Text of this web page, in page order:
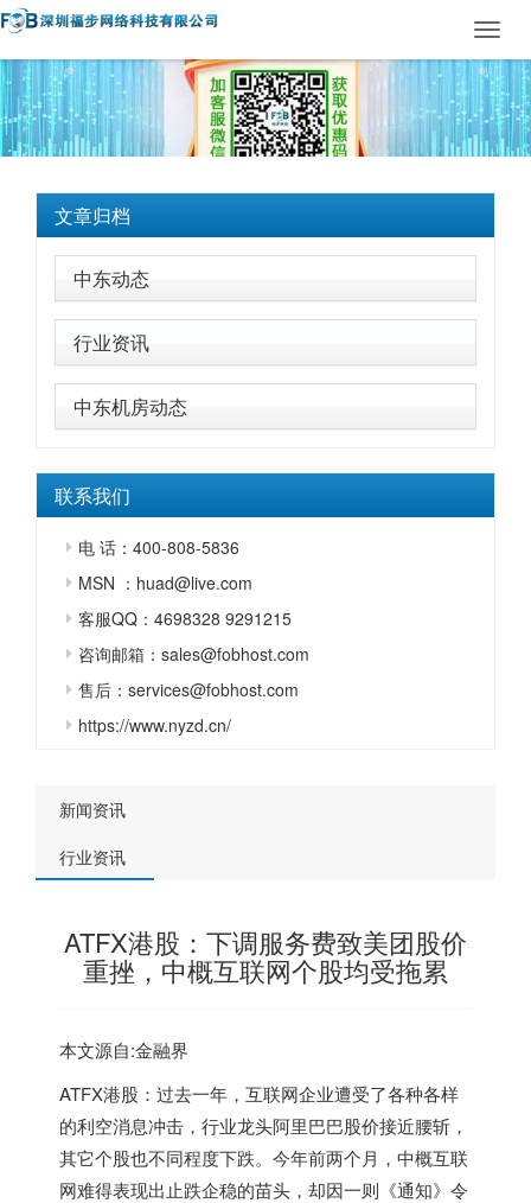
文章归档
中东动态
行业资讯
中东机房动态
联系我们
电 话：400-808-5836
MSN ：huad@live.com
客服QQ：4698328 9291215
咨询邮箱：sales@fobhost.com
售后：services@fobhost.com
https://www.nyzd.cn/
新闻资讯
行业资讯
ATFX港股：下调服务费致美团股价
重挫，中概互联网个股均受拖累
本文源自:金融界
ATFX港股： 过去一年，互联网企业遭受了各种各样
的利空消息冲击，行业龙头阿里巴巴股价接近腰斩，
其它个股也不同程度下跌。今年前两个月，中概互联
网难得表现出止跌企稳的苗头，却因一则《通知》令